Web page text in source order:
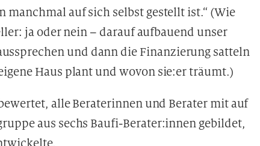
auf sich selbst gestellt ist.“ (Wie
ja oder nein – darauf aufbauend unser
und dann die Finanzierung satteln
Haus plant und wovon sie:er träumt.)
alle Beraterinnen und Berater mit auf
aus sechs Baufi-Berater:innen gebildet,